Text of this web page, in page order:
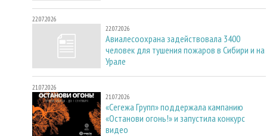
22.07.2026
22.07.2026
Авиалесоохрана задействовала 3400
человек для тушения пожаров в Сибири и на
Урале
21.07.2026
21.07.2026
«Сегежа Групп» поддержала кампанию
«Останови огонь!» и запустила конкурс
видео